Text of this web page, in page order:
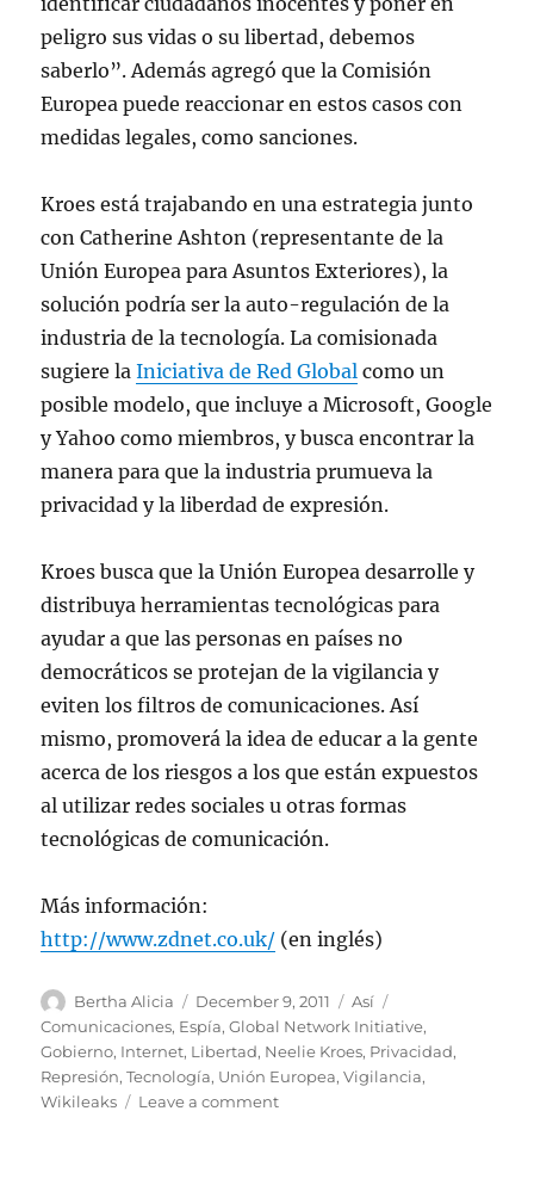
peligro sus vidas o su libertad, debemos
saberlo”. Además agregó que la Comisión
Europea puede reaccionar en estos casos con
medidas legales, como sanciones.
Kroes está trajabando en una estrategia junto
con Catherine Ashton (representante de la
Unión Europea para Asuntos Exteriores), la
solución podría ser la auto-regulación de la
industria de la tecnología. La comisionada
sugiere laIniciativa de Red Global como un
posible modelo, que incluye a Microsoft, Google
y Yahoo como miembros, y busca encontrar la
manera para que la industria prumueva la
privacidad y la liberdad de expresión.
Kroes busca que la Unión Europea desarrolle y
distribuya herramientas tecnológicas para
ayudar a que las personas en países no
democráticos se protejan de la vigilancia y
eviten los filtros de comunicaciones. Así
mismo, promoverá la idea de educar a la gente
acerca de los riesgos a los que están expuestos
al utilizar redes sociales u otras formas
tecnológicas de comunicación.
Más información:
http://www.zdnet.co.uk/ (en inglés)
Author
Bertha Alicia
Posted
on
December 9, 2011 Categories
Así
Comunicaciones, Espía,Global Network Initiative,
Gobierno, Internet, Libertad, Neelie Kroes, Privacidad,
Represión,Tecnología, Unión Europea,Vigilancia,
Wikileaks
Leave a commenton